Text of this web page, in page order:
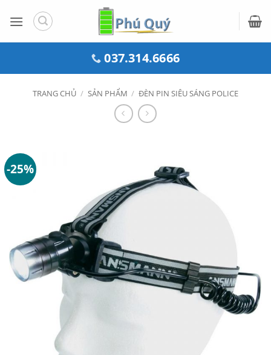
qua
037.314.6666
TRANG CHỦ / SẢN PHẨM / ĐÈN PIN SIÊU SÁNG POLICE
-25%